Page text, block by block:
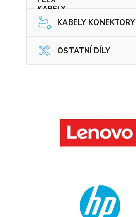
KABELY KONEKTORY
OSTATNÍ DÍLY